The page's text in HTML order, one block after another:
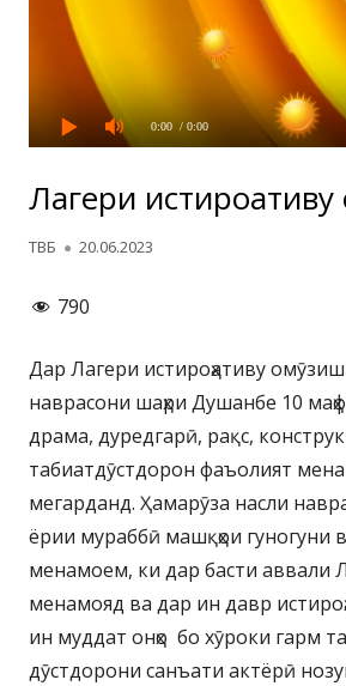
0:00 / 0:00
Лагери
Автор
ТВБ Опубликовано
20.06.2023
790
Дар Лагери истироҳативу
наврасони шаҳри Душанбе 10
драма, дуредгарӣ, рақс,
табиатдӯстдорон фаъолият
мегарданд. Ҳамарӯза насли
ёрии мураббӣ машқҳои
менамоем, ки дар басти аввали
менамояд ва дар ин давр
ин муддат онҳо бо хӯроки гарм
дӯстдорони санъати актёрӣ